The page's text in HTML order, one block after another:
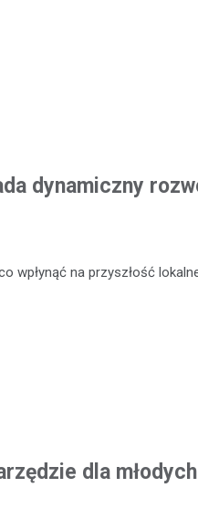
dynamiczny
wpłynąć na przyszłość
dla